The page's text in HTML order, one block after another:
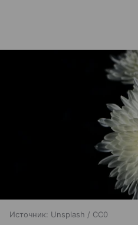
Источник: Unsplash / CC0